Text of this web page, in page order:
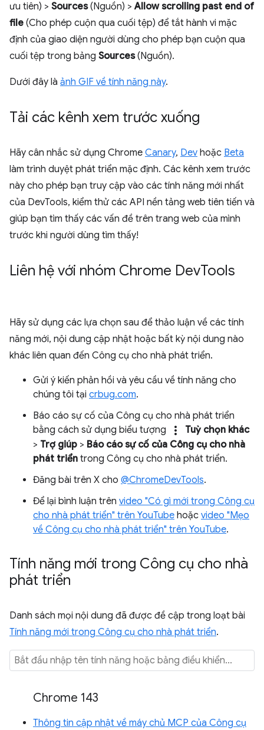
ưu tiên) > Sources(Nguồn) >Allow scrolling past end of
file (Cho phép cuộn qua cuối tệp) để tắt hành vi mặc
định của giao diện người dùng cho phép bạn cuộn qua
cuối tệp trong bảng Sources(Nguồn).
Dưới đây là ảnh GIF về tính năng này.
Tải các kênh xem trước xuống
Hãy cân nhắc sử dụng Chrome Canary, Dev hoặc Beta
làm trình duyệt phát triển mặc định. Các kênh xem trước
này cho phép bạn truy cập vào các tính năng mới nhất
của DevTools, kiểm thử các API nền tảng web tiên tiến và
giúp bạn tìm thấy các vấn đề trên trang web của mình
trước khi người dùng tìm thấy!
Liên hệ với nhóm Chrome DevTools
Hãy sử dụng các lựa chọn sau để thảo luận về các tính
năng mới, nội dung cập nhật hoặc bất kỳ nội dung nào
khác liên quan đến Công cụ cho nhà phát triển.
Gửi ý kiến phản hồi và yêu cầu về tính năng cho
chúng tôi tại crbug.com.
Báo cáo sự cố của Công cụ cho nhà phát triển
bằng cách sử dụng biểu tượng
more_vert
Tuỳ chọn khác
> Trợ giúp > Báo cáo sự cố của Công cụ cho nhà
phát triển trong Công cụ cho nhà phát triển.
Đăng bài trên X cho @ChromeDevTools.
Để lại bình luận trên video "Có gì mới trong Công cụ
cho nhà phát triển" trên YouTube hoặc video "Mẹo
về Công cụ cho nhà phát triển" trên YouTube.
Tính năng mới trong Công cụ cho nhà
phát triển
Danh sách mọi nội dung đã được đề cập trong loạt bài
Tính năng mới trong Công cụ cho nhà phát triển.
Chrome 143
Thông tin cập nhật về máy chủ MCP của Công cụ